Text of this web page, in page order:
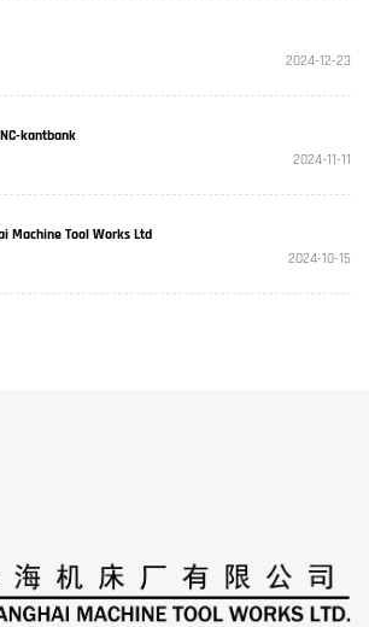
2024-12-23
kantbank
2024-11-11
Machine Tool Works Ltd
2024-10-15